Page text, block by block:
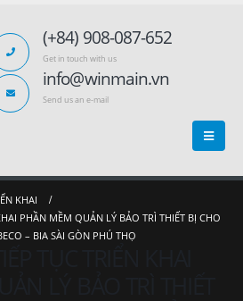
(+84) 908-087-652
Get in touch with us
info@winmain.vn
Send us an e-mail
KHAI
PHẦN MỀM QUẢN LÝ BẢO TRÌ THIẾT BỊ CHO
– BIA SÀI GÒN PHÚ THỌ